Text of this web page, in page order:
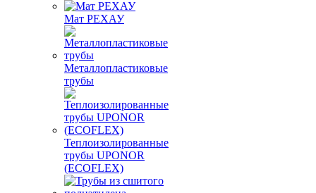
Мат РЕХАУ
Металлопластиковые
трубы
Теплоизолированные
трубы UPONOR
(ECOFLEX)